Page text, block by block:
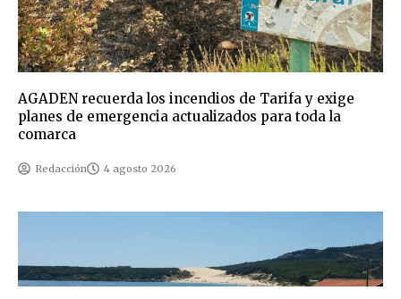
AGADEN recuerda los incendios de Tarifa y exige
planes de emergencia actualizados para toda la
comarca
Redacción 4 agosto 2026